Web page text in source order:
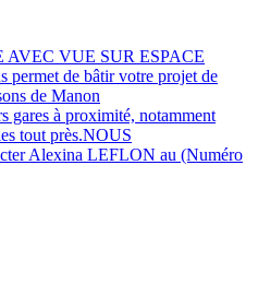
VUE SUR ESPACE
permet de bâtir votre projet de
de Manon
gares à proximité, notamment
tout près.NOUS
Alexina LEFLON au (Numéro